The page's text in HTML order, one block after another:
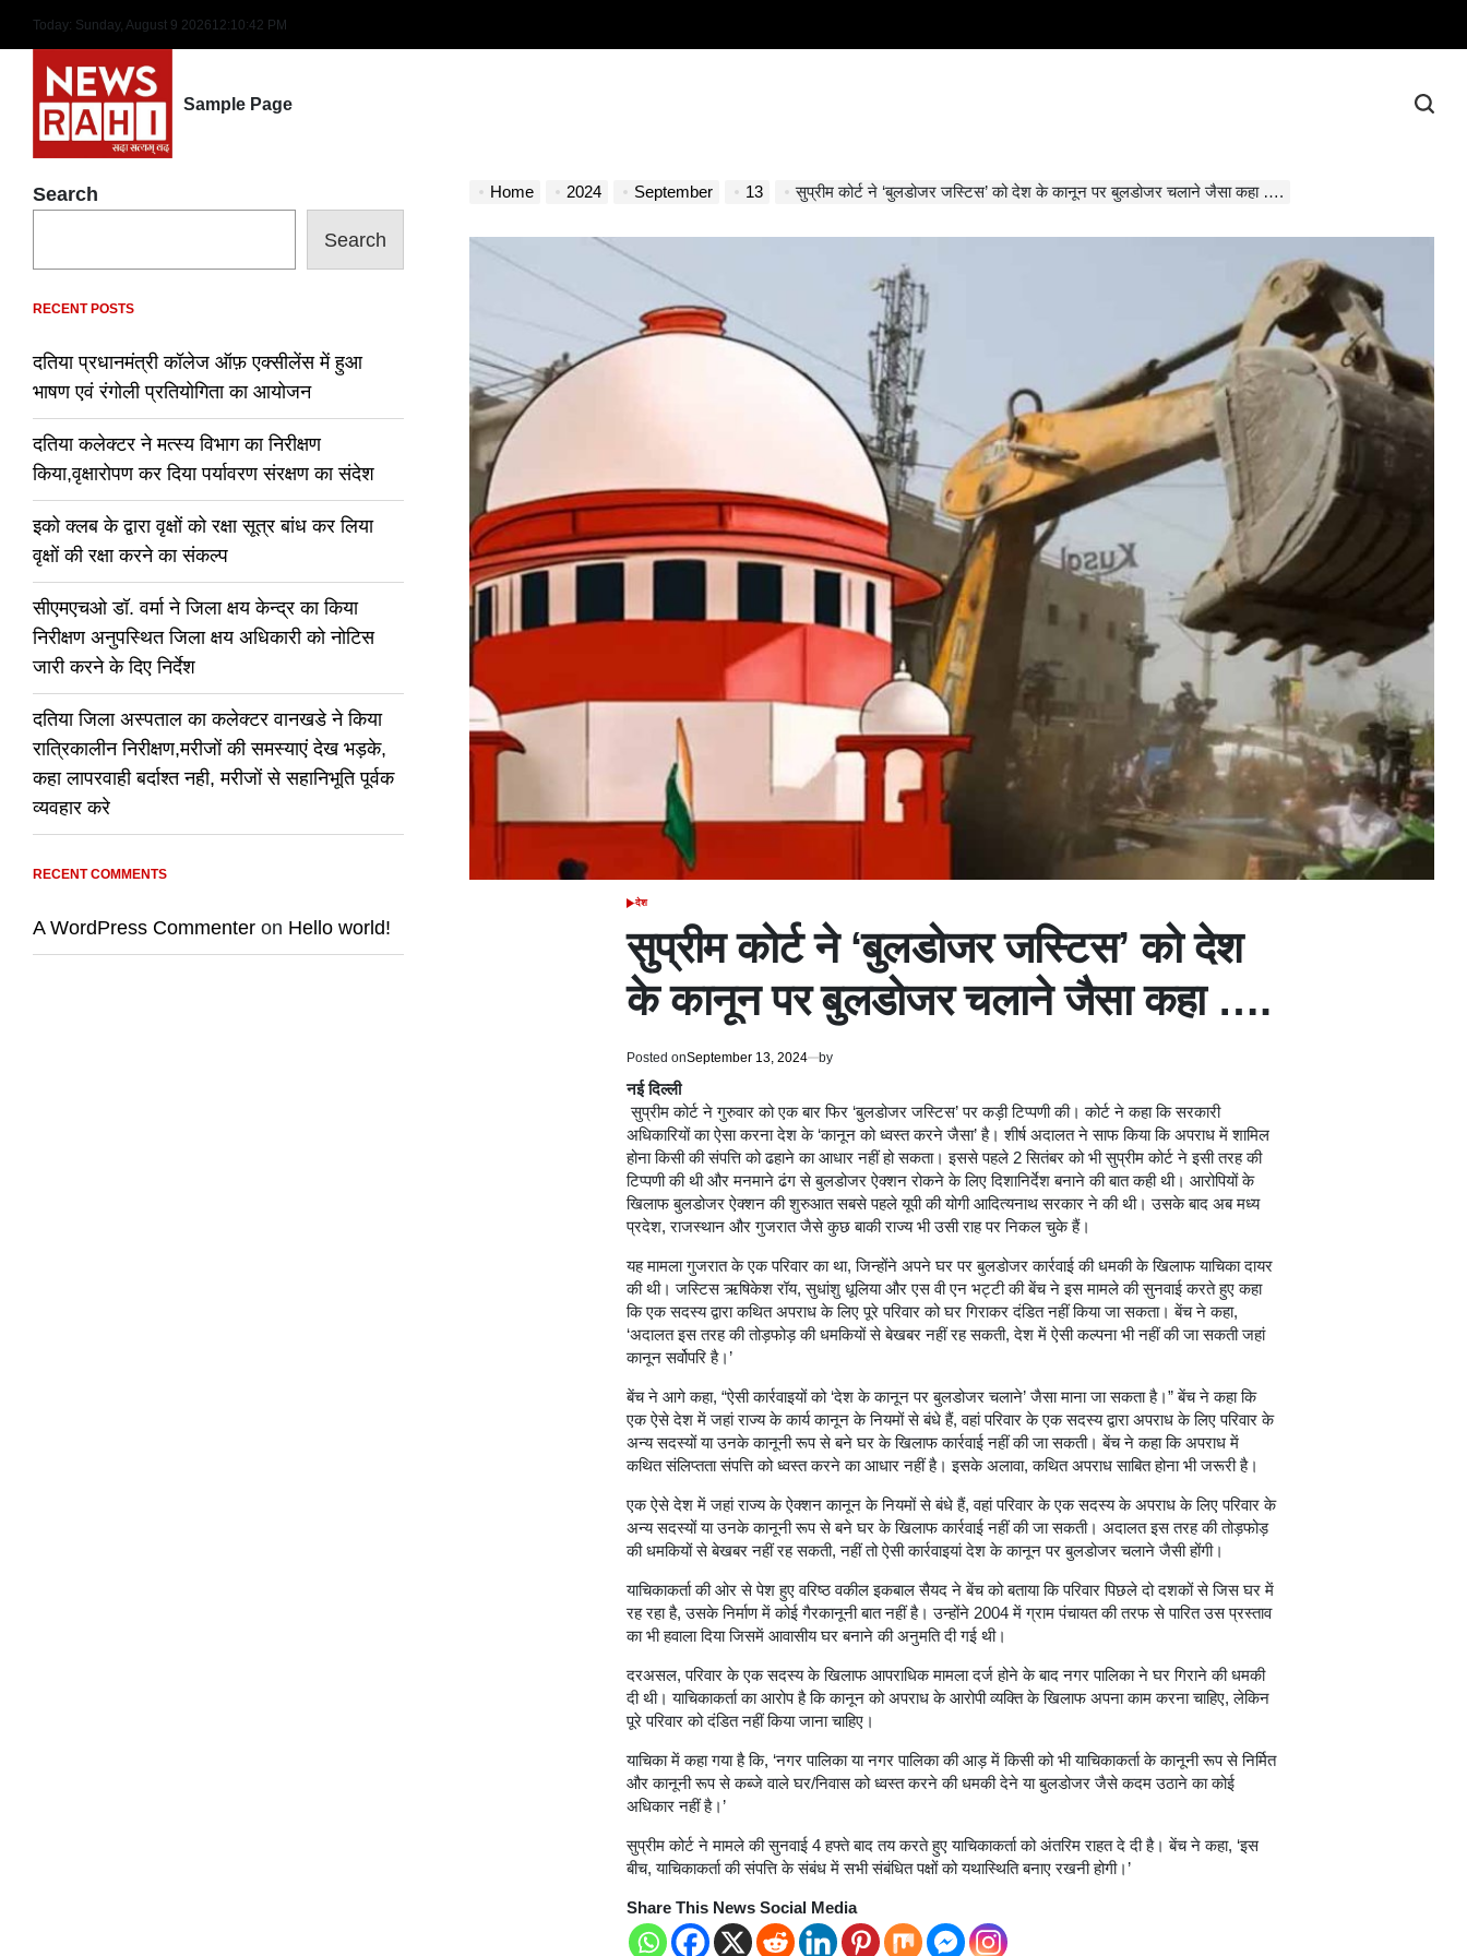
content
Today: Sunday, August 9 202612:10:43 PM
Sample Page
Home 2024 September 13 सुप्रीम कोर्ट ने ‘बुलडोजर जस्टिस’ को देश के कानून पर बुलडोजर चलाने जैसा कहा ….
POSTED
देश
सुप्रीम कोर्ट ने ‘बुलडोजर जस्टिस’ को देश
के कानून पर बुलडोजर चलाने जैसा कहा ….
Posted onSeptember 13, 2024 by
नई दिल्ली
सुप्रीम कोर्ट ने गुरुवार को एक बार फिर ‘बुलडोजर जस्टिस’ पर कड़ी टिप्पणी की। कोर्ट ने कहा कि सरकारी
अधिकारियों का ऐसा करना देश के ‘कानून को ध्वस्त करने जैसा’ है। शीर्ष अदालत ने साफ किया कि अपराध में शामिल
होना किसी की संपत्ति को ढहाने का आधार नहीं हो सकता। इससे पहले 2 सितंबर को भी सुप्रीम कोर्ट ने इसी तरह की
टिप्पणी की थी और मनमाने ढंग से बुलडोजर ऐक्शन रोकने के लिए दिशानिर्देश बनाने की बात कही थी। आरोपियों के
खिलाफ बुलडोजर ऐक्शन की शुरुआत सबसे पहले यूपी की योगी आदित्यनाथ सरकार ने की थी। उसके बाद अब मध्य
प्रदेश, राजस्थान और गुजरात जैसे कुछ बाकी राज्य भी उसी राह पर निकल चुके हैं।
यह मामला गुजरात के एक परिवार का था, जिन्होंने अपने घर पर बुलडोजर कार्रवाई की धमकी के खिलाफ याचिका दायर
की थी। जस्टिस ऋषिकेश रॉय, सुधांशु धूलिया और एस वी एन भट्टी की बेंच ने इस मामले की सुनवाई करते हुए कहा
कि एक सदस्य द्वारा कथित अपराध के लिए पूरे परिवार को घर गिराकर दंडित नहीं किया जा सकता। बेंच ने कहा,
‘अदालत इस तरह की तोड़फोड़ की धमकियों से बेखबर नहीं रह सकती, देश में ऐसी कल्पना भी नहीं की जा सकती जहां
कानून सर्वोपरि है।’
बेंच ने आगे कहा, “ऐसी कार्रवाइयों को ‘देश के कानून पर बुलडोजर चलाने’ जैसा माना जा सकता है।” बेंच ने कहा कि
एक ऐसे देश में जहां राज्य के कार्य कानून के नियमों से बंधे हैं, वहां परिवार के एक सदस्य द्वारा अपराध के लिए परिवार के
अन्य सदस्यों या उनके कानूनी रूप से बने घर के खिलाफ कार्रवाई नहीं की जा सकती। बेंच ने कहा कि अपराध में
कथित संलिप्तता संपत्ति को ध्वस्त करने का आधार नहीं है। इसके अलावा, कथित अपराध साबित होना भी जरूरी है।
एक ऐसे देश में जहां राज्य के ऐक्शन कानून के नियमों से बंधे हैं, वहां परिवार के एक सदस्य के अपराध के लिए परिवार के
अन्य सदस्यों या उनके कानूनी रूप से बने घर के खिलाफ कार्रवाई नहीं की जा सकती। अदालत इस तरह की तोड़फोड़
की धमकियों से बेखबर नहीं रह सकती, नहीं तो ऐसी कार्रवाइयां देश के कानून पर बुलडोजर चलाने जैसी होंगी।
याचिकाकर्ता की ओर से पेश हुए वरिष्ठ वकील इकबाल सैयद ने बेंच को बताया कि परिवार पिछले दो दशकों से जिस घर में
रह रहा है, उसके निर्माण में कोई गैरकानूनी बात नहीं है। उन्होंने 2004 में ग्राम पंचायत की तरफ से पारित उस प्रस्ताव
का भी हवाला दिया जिसमें आवासीय घर बनाने की अनुमति दी गई थी।
दरअसल, परिवार के एक सदस्य के खिलाफ आपराधिक मामला दर्ज होने के बाद नगर पालिका ने घर गिराने की धमकी
दी थी। याचिकाकर्ता का आरोप है कि कानून को अपराध के आरोपी व्यक्ति के खिलाफ अपना काम करना चाहिए, लेकिन
पूरे परिवार को दंडित नहीं किया जाना चाहिए।
याचिका में कहा गया है कि, ‘नगर पालिका या नगर पालिका की आड़ में किसी को भी याचिकाकर्ता के कानूनी रूप से निर्मित
और कानूनी रूप से कब्जे वाले घर/निवास को ध्वस्त करने की धमकी देने या बुलडोजर जैसे कदम उठाने का कोई
अधिकार नहीं है।’
सुप्रीम कोर्ट ने मामले की सुनवाई 4 हफ्ते बाद तय करते हुए याचिकाकर्ता को अंतरिम राहत दे दी है। बेंच ने कहा, ‘इस
बीच, याचिकाकर्ता की संपत्ति के संबंध में सभी संबंधित पक्षों को यथास्थिति बनाए रखनी होगी।’
Share This News Social Media
Search
Search
RECENT POSTS
दतिया प्रधानमंत्री कॉलेज ऑफ़ एक्सीलेंस में हुआ
भाषण एवं रंगोली प्रतियोगिता का आयोजन
दतिया कलेक्टर ने मत्स्य विभाग का निरीक्षण
किया,वृक्षारोपण कर दिया पर्यावरण संरक्षण का संदेश
इको क्लब के द्वारा वृक्षों को रक्षा सूत्र बांध कर लिया
वृक्षों की रक्षा करने का संकल्प
सीएमएचओ डॉ. वर्मा ने जिला क्षय केन्द्र का किया
निरीक्षण अनुपस्थित जिला क्षय अधिकारी को नोटिस
जारी करने के दिए निर्देश
दतिया जिला अस्पताल का कलेक्टर वानखडे ने किया
रात्रिकालीन निरीक्षण,मरीजों की समस्याएं देख भड़के,
कहा लापरवाही बर्दाश्त नही, मरीजों से सहानिभूति पूर्वक
व्यवहार करे
RECENT COMMENTS
A WordPress Commenter on Hello world!